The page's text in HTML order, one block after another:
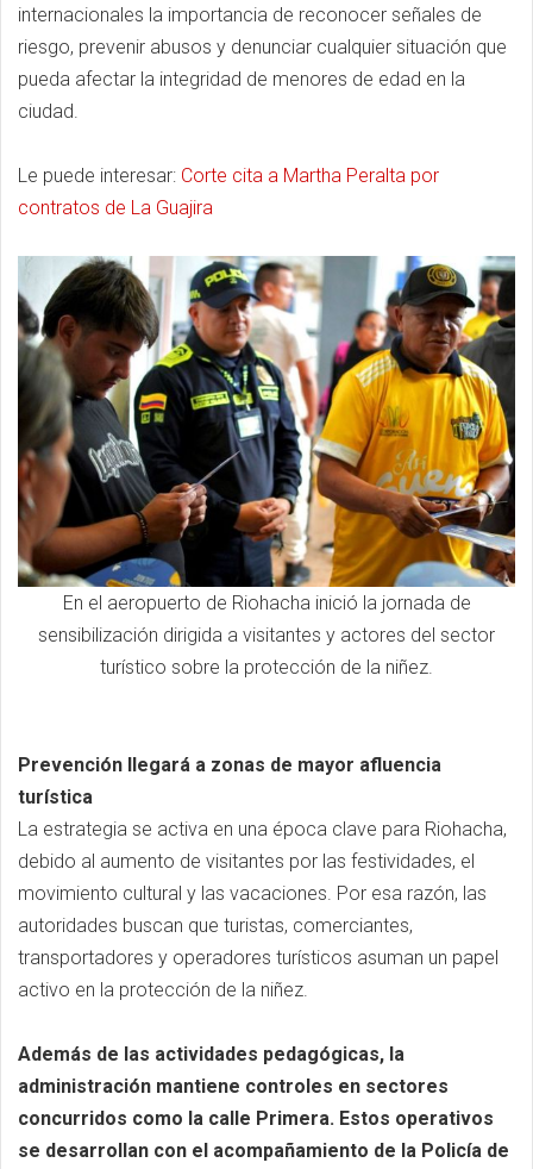
internacionales la importancia de reconocer señales de
riesgo, prevenir abusos y denunciar cualquier situación que
pueda afectar la integridad de menores de edad en la
ciudad.
Le puede interesar: Corte cita a Martha Peralta por
contratos de La Guajira
En el aeropuerto de Riohacha inició la jornada de
sensibilización dirigida a visitantes y actores del sector
turístico sobre la protección de la niñez.
Prevención llegará a zonas de mayor afluencia
turística
La estrategia se activa en una época clave para Riohacha,
debido al aumento de visitantes por las festividades, el
movimiento cultural y las vacaciones. Por esa razón, las
autoridades buscan que turistas, comerciantes,
transportadores y operadores turísticos asuman un papel
activo en la protección de la niñez.
Además de las actividades pedagógicas, la
administración mantiene controles en sectores
concurridos como la calle Primera. Estos operativos
se desarrollan con el acompañamiento de la Policía de